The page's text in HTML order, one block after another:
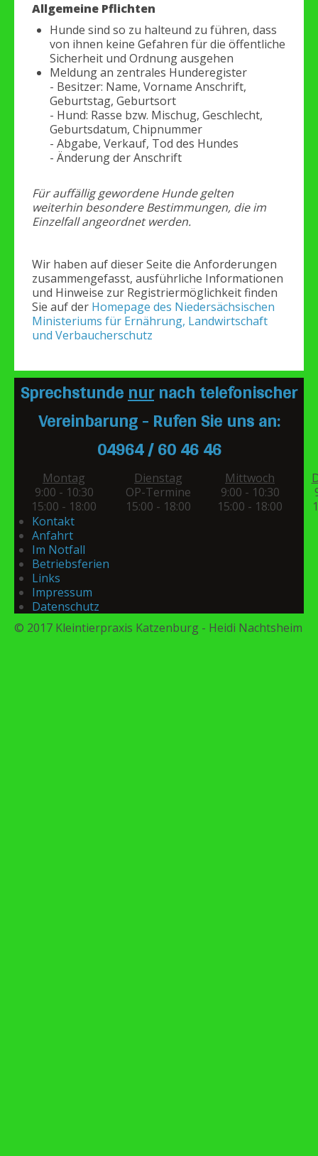
Allgemeine Pflichten
Hunde sind so zu halteund zu führen, dass
von ihnen keine Gefahren für die öffentliche
Sicherheit und Ordnung ausgehen
Meldung an zentrales Hunderegister
- Besitzer: Name, Vorname Anschrift,
Geburtstag, Geburtsort
- Hund: Rasse bzw. Mischug, Geschlecht,
Geburtsdatum, Chipnummer
- Abgabe, Verkauf, Tod des Hundes
- Änderung der Anschrift
Für auffällig gewordene Hunde gelten
weiterhin besondere Bestimmungen, die im
Einzelfall angeordnet werden.
Wir haben auf dieser Seite die Anforderungen
zusammengefasst, ausführliche Informationen
und Hinweise zur Registriermöglichkeit finden
Sie auf der Homepage des Niedersächsischen
Ministeriums für Ernährung, Landwirtschaft
und Verbaucherschutz
Sprechstundenurnach telefonischer
Vereinbarung - Rufen Sie uns an:
04964 / 60 46 46
Montag
9:00 - 10:30
15:00 - 18:00
Dienstag
OP-Termine
15:00 - 18:00
Mittwoch
9:00 - 10:30
15:00 - 18:00
Kontakt
Anfahrt
Im Notfall
Betriebsferien
Links
Impressum
Datenschutz
© 2017 Kleintierpraxis Katzenburg - Heidi Nachtsheim